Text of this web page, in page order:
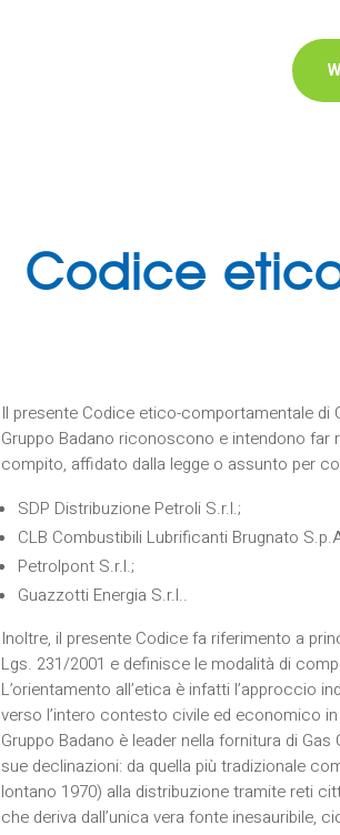
Codice
Il presente Codice etico-comportamentale di
Gruppo Badano riconoscono e intendono far
compito, affidato dalla legge o assunto per
SDP Distribuzione Petroli S.r.l.;
CLB Combustibili Lubrificanti Brugnato
Petrolpont S.r.l.;
Guazzotti Energia S.r.l..
Inoltre, il presente Codice fa riferimento a
Lgs. 231/2001 e definisce le modalità di
L’orientamento all’etica è infatti l’approccio
verso l’intero contesto civile ed economico
Gruppo Badano è leader nella fornitura di
sue declinazioni: da quella più tradizionale
lontano 1970) alla distribuzione tramite reti
che deriva dall’unica vera fonte inesauribile,